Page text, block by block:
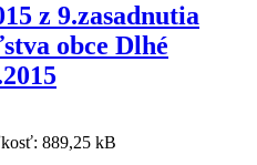
z 9.zasadnutia
obce Dlhé
889,25 kB